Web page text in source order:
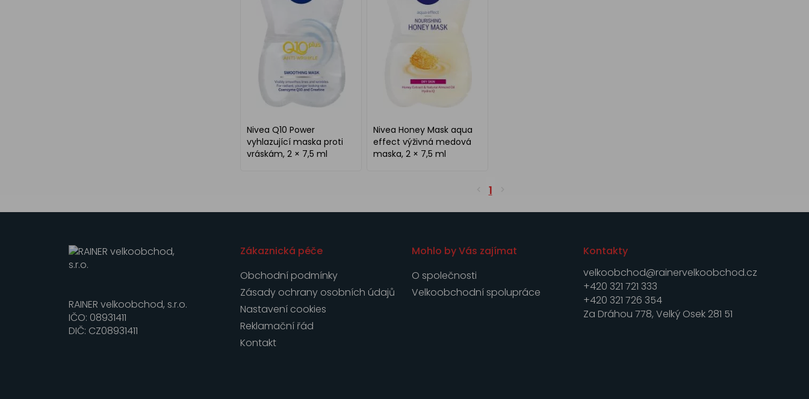
Nivea Q10 Power
vyhlazující maska proti
vráskám, 2 × 7,5 ml
Nivea Honey Mask aqua
effect výživná medová
maska, 2 × 7,5 ml
1
RAINER velkoobchod, s.r.o.
IČO: 08931411
DIČ: CZ08931411
Zákaznická péče
Obchodní podmínky
Zásady ochrany osobních údajů
Nastavení cookies
Reklamační řád
Kontakt
Mohlo by Vás zajímat
O společnosti
Velkoobchodní spolupráce
Kontakty
velkoobchod@rainervelkoobchod.cz
+420 321 721 333
+420 321 726 354
Za Dráhou 778, Velký Osek 281 51